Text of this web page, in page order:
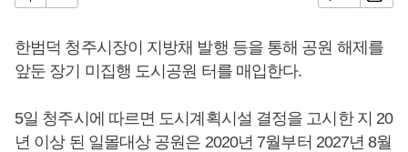
한범덕 청주시장이 지방채 발행 등을 통해 공원 해제를
앞둔 장기 미집행 도시공원 터를 매입한다.
5일 청주시에 따르면 도시계획시설 결정을 고시한 지 20
년 이상 된 일몰대상 공원은 2020년 7월부터 2027년 8월